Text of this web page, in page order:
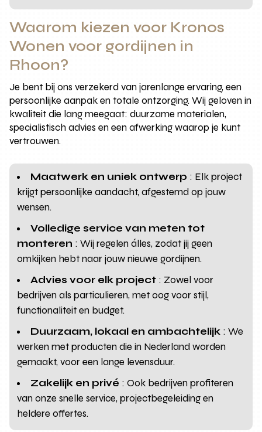
Waarom kiezen voor Kronos
Wonen voor gordijnen in
Rhoon?
Je bent bij ons verzekerd van jarenlange ervaring, een
persoonlijke aanpak en totale ontzorging. Wij geloven in
kwaliteit die lang meegaat: duurzame materialen,
specialistisch advies en een afwerking waarop je kunt
vertrouwen.
Maatwerk en uniek ontwerp : Elk project
krijgt persoonlijke aandacht, afgestemd op jouw
wensen.
Volledige service van meten tot
monteren : Wij regelen álles, zodat jij geen
omkijken hebt naar jouw nieuwe gordijnen.
Advies voor elk project : Zowel voor
bedrijven als particulieren, met oog voor stijl,
functionaliteit en budget.
Duurzaam, lokaal en ambachtelijk : We
werken met producten die in Nederland worden
gemaakt, voor een lange levensduur.
Zakelijk en privé : Ook bedrijven profiteren
van onze snelle service, projectbegeleiding en
heldere offertes.